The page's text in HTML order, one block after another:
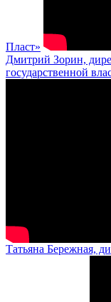
Пласт»
Дмитрий Зорин,
государственной
Татьяна Бережная,